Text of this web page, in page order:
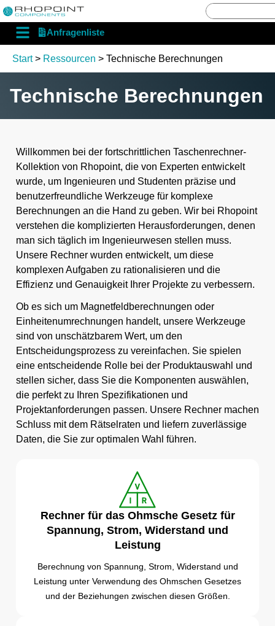
English Deutsch
Anfragenliste
Start> Ressourcen > Technische Berechnungen
Technische Berechnungen
Willkommen bei der fortschrittlichen Taschenrechner-
Kollektion von Rhopoint, die von Experten entwickelt
wurde, um Ingenieuren und Studenten präzise und
benutzerfreundliche Werkzeuge für komplexe
Berechnungen an die Hand zu geben. Wir bei Rhopoint
verstehen die komplizierten Herausforderungen, denen
man sich täglich im Ingenieurwesen stellen muss.
Unsere Rechner wurden entwickelt, um diese
komplexen Aufgaben zu rationalisieren und die
Effizienz und Genauigkeit Ihrer Projekte zu verbessern.
Ob es sich um Magnetfeldberechnungen oder
Einheitenumrechnungen handelt, unsere Werkzeuge
sind von unschätzbarem Wert, um den
Entscheidungsprozess zu vereinfachen. Sie spielen
eine entscheidende Rolle bei der Produktauswahl und
stellen sicher, dass Sie die Komponenten auswählen,
die perfekt zu Ihren Spezifikationen und
Projektanforderungen passen. Unsere Rechner machen
Schluss mit dem Rätselraten und liefern zuverlässige
Daten, die Sie zur optimalen Wahl führen.
Rechner für das Ohmsche Gesetz für
Spannung, Strom, Widerstand und
Leistung
Berechnung von Spannung, Strom, Widerstand und
Leistung unter Verwendung des Ohmschen Gesetzes
und der Beziehungen zwischen diesen Größen.